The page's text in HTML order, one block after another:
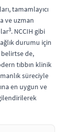
tamamlayıcı
ve uzman
3. NCCIH gibi
durumu için
belirtse de,
tıbbın klinik
süreciyle
en uygun ve